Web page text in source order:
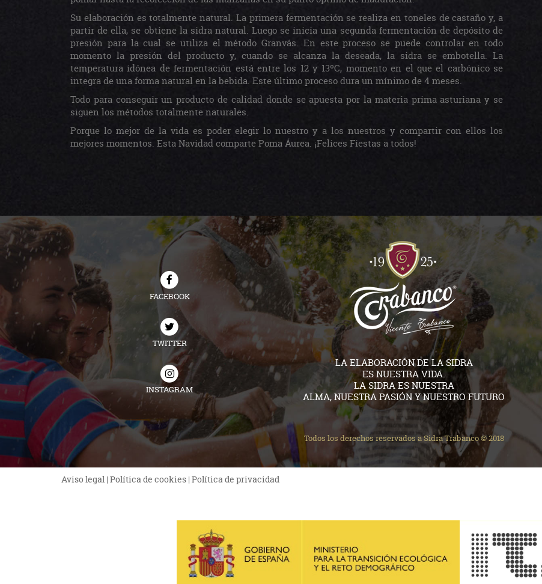
Su elaboración es totalmente natural. La primera fermentación se realiza en toneles de castaño y, a
partir de ella, se obtiene la sidra natural. Luego se inicia una segunda fermentación de depósito de
presión para la cual se utiliza el método Granvás. En este proceso se puede controlar en todo
momento la presión del producto y, cuando se alcanza la deseada, la sidra se embotella. La
temperatura idónea de fermentación está entre los 12 y 13ºC, momento en el que el carbónico se
integra de una forma natural en la bebida. Este último proceso dura un mínimo de 4 meses.
Todo para conseguir un producto de calidad donde se apuesta por la materia prima asturiana y se
siguen los métodos totalmente naturales.
Porque lo mejor de la vida es poder elegir lo nuestro y a los nuestros y compartir con ellos los
mejores momentos. Esta Navidad comparte Poma Áurea. ¡Felices Fiestas a todos!
FACEBOOK
TWITTER
INSTAGRAM
LA ELABORACIÓN DE LA SIDRA
ES NUESTRA VIDA.
LA SIDRA ES NUESTRA
ALMA, NUESTRA PASIÓN Y NUESTRO FUTURO
Todos los derechos reservados a Sidra Trabanco © 2018
Aviso legal | Política de cookies | Política de privacidad